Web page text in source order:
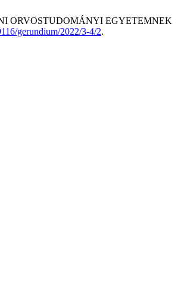
ORVOSTUDOMÁNYI EGYETEMNEK
gerundium/2022/3-4/2.